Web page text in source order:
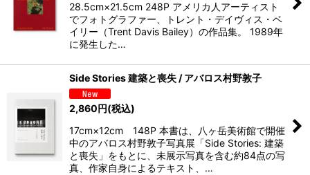
28.5cm×21.5cm 248P アメリカ人アーティスト
でフォトグラファー、トレント・デイヴィス・ベ
イリー（Trent Davis Bailey）の作品集。 1989年
に発生した…
Side Stories 建築と喪失 / アバロス村野敦子
2,860円(税込)
17cm×12cm 148P 本書は、八ヶ岳美術館で開催
中のアバロス村野敦子写真展「Side Stories: 建築
と喪失」をもとに、未展示写真を含む約84点の写
真、作家自身によるテキスト、…